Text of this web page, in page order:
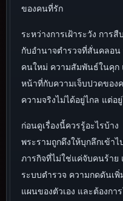
ของคนที่รัก
ระหว่างการเฝ้าระวัง การ
กับอำนาจตำรวจที่สั่นคลอน
คนใหม่ ความสัมพันธ์ในคุก
หน้าที่กับความเจ็บปวดของ
ความจริงไม่ได้อยู่ไกล แต่
ก่อนดูเรื่องนี้ควรรู้อะไรบ้าง
พระรามถูกดึงให้บุกลึกเข้า
ภารกิจที่ไม่ใช่แค่จับคนร้า
ระบบตำรวจ ความกดดันเ
แผนของตัวเอง และต้องกา